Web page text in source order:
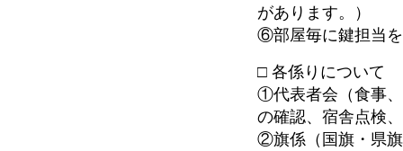
があります。）
⑥部屋毎に鍵担当
□ 各係りについて
①代表者会（食事
の確認、宿舎点検
②旗係（国旗・県